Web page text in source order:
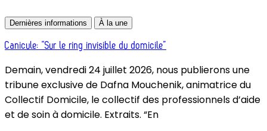
Dernières informations À la une
Canicule: “Sur le ring invisible du domicile”
Demain, vendredi 24 juillet 2026, nous publierons une
tribune exclusive de Dafna Mouchenik, animatrice du
Collectif Domicile, le collectif des professionnels d’aide
et de soin à domicile. Extraits. “En